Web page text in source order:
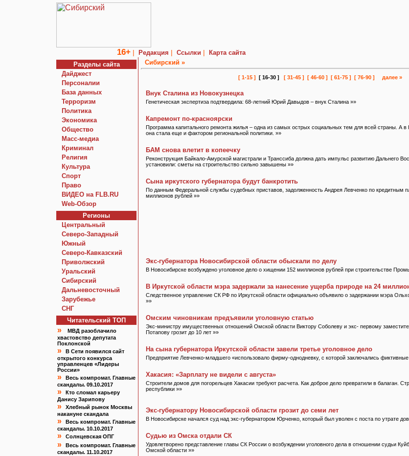
16+ | Редакция | Ссылки |
Карта сайта
Разделы сайта
Дайджест
Персоналии
База данных
Терроризм
Политика
Экономика
Общество
Macc-медиа
Криминал
Религия
Культура
Спорт
Право
ВИДЕО на FLB.RU
Web-Обзор
Регионы
Центральный
Северо-Западный
Южный
Северо-Кавказский
Приволжский
Уральский
Сибирский
Дальневосточный
Зарубежье
СНГ
Читательский TOП
»
МВД разоблачило
хвастовство депутата
Поклонской
»
В Сети появился сайт
открытого конкурса
управленцев «Лидеры
России»
»
Весь компромат. Главные
скандалы. 09.10.2017
»
Кто сломал карьеру
Данису Зарипову
»
Хлебный рынок Москвы
накануне скандала
»
Весь компромат. Главные
скандалы. 10.10.2017
» Солнцевская ОПГ
»
Весь компромат. Главные
скандалы. 11.10.2017
Сибирский »
[ 1-15 ] [ 16-30 ] [ 31-45 ] [ 46-60 ] [ 61-75 ] [ 76-90 ] далее »
Внук Сталина из Новокузнецка
Генетическая экспертиза подтвердила: 68-летний Юрий Давыдов – внук Сталина »»
Капремонт по-красноярски
Программа капитального ремонта жилья – одна из самых острых социальных тем для всей страны. А в
она стала еще и фактором региональной политики. »»
БАМ снова влетит в копеечку
Реконструкция Байкало-Амурской магистрали и Транссиба должна дать импульс развитию Дальнего
установили: сметы на строительство сильно завышены »»
Сына иркутского губернатора будут банкротить
По данным Федеральной службы судебных приставов, задолженность Андрея Левченко по кредитным
миллионов рублей »»
Экс-губернатора Новосибирской области обыскали по делу
В Новосибирске возбуждено уголовное дело о хищении 152 миллионов рублей при строительстве
В Иркутской области мэра задержали за нанесение ущерба природе на 24
Следственное управление СК РФ по Иркутской области официально объявило о задержании мэра
»»
Омским чиновникам предъявили уголовную статью
Экс-министру имущественных отношений Омской области Виктору Соболеву и экс- первому
Потапову грозит до 10 лет »»
На сына губернатора Иркутской области завели третье уголовное дело
Предприятие Левченко-младшего «использовало фирму-однодневку, с которой заключались
Хакасия: «Зарплату не видели с августа»
Строители домов для погорельцев Хакасии требуют расчета. Как доброе дело превратили в балаган.
республики »»
Экс-губернатору Новосибирской области грозит до семи лет
В Новосибирске начался суд над экс-губернатором Юрченко, который был уволен с поста по утрате
Судью из Омска отдали СК
Удовлетворено представление главы СК России о возбуждении уголовного дела в отношении судьи
Омской области »»